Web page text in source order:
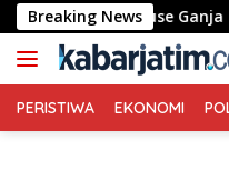
Langsung
ke
konten
Breaking News
Ganja di PN
PERISTIWA EKONOMI